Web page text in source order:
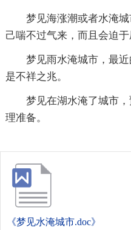
梦见海涨潮或者水淹
己喘不过气来，而且会迫于
梦见雨水淹城市，最
是不祥之兆。
梦见在湖水淹了城市
理准备。
《梦见水淹城市.doc》